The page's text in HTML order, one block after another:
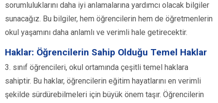
sorumluluklarını daha iyi anlamalarına yardımcı olacak bilgiler
sunacağız. Bu bilgiler, hem öğrencilerin hem de öğretmenlerin
okul yaşamını daha anlamlı ve verimli hale getirecektir.
Haklar: Öğrencilerin Sahip Olduğu Temel Haklar
3. sınıf öğrencileri, okul ortamında çeşitli temel haklara
sahiptir. Bu haklar, öğrencilerin eğitim hayatlarını en verimli
şekilde sürdürebilmeleri için büyük önem taşır. Öğrencilerin